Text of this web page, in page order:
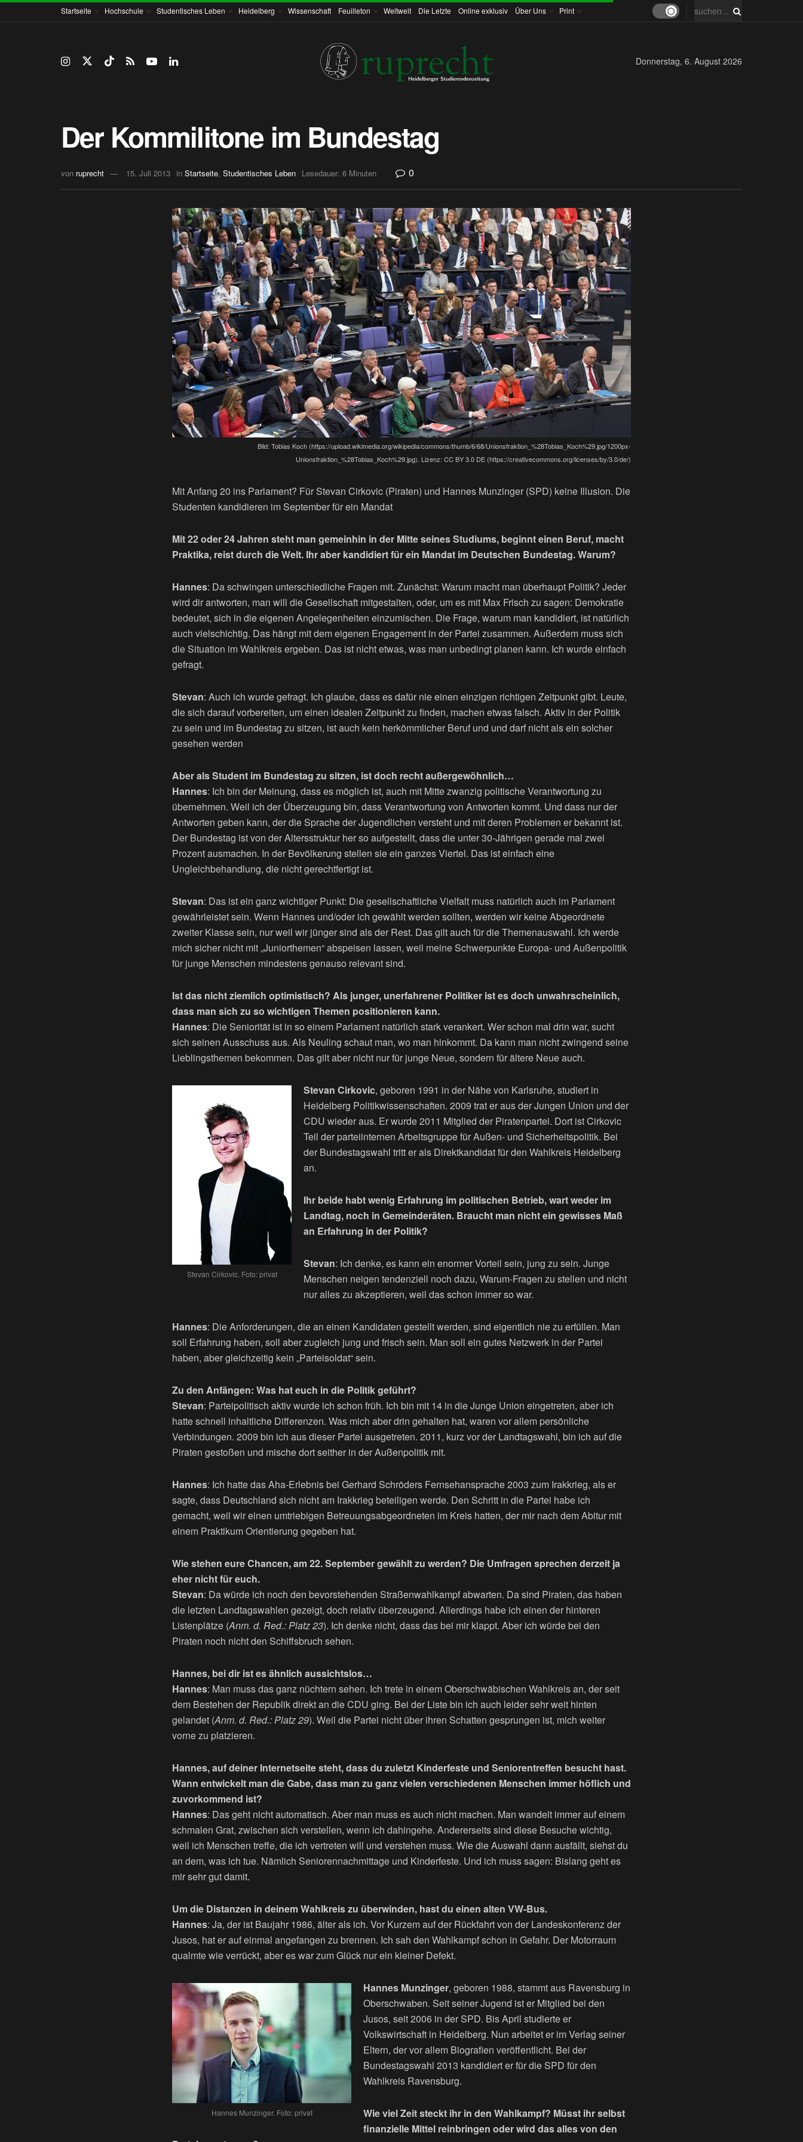
Startseite Hochschule Studentisches Leben Heidelberg Wissenschaft Feuilleton Weltweit Die Letzte Online exklusiv Über Uns Print
Donnerstag, 6. August 2026
Der Kommilitone im Bundestag
von ruprecht 15. Juli 2013 in Startseite, Studentisches Leben Lesedauer: 6 Minuten 0
Bild: Tobias Koch (https://upload.wikimedia.org/wikipedia/commons/thumb/6/68/Unionsfraktion_%28Tobias_Koch%29.jpg/1200px-
Unionsfraktion_%28Tobias_Koch%29.jpg). Lizenz: CC BY 3.0 DE (https://creativecommons.org/licenses/by/3.0/de/)
Mit Anfang 20 ins Parlament? Für Stevan Cirkovic (Piraten) und Hannes Munzinger (SPD) keine Illusion. Die
Studenten kandidieren im September für ein Mandat
Mit 22 oder 24 Jahren steht man gemeinhin in der Mitte seines Studiums, beginnt einen Beruf, macht
Praktika, reist durch die Welt. Ihr aber kandidiert für ein Mandat im Deutschen Bundestag. Warum?
Hannes: Da schwingen unterschiedliche Fragen mit. Zunächst: Warum macht man überhaupt Politik? Jeder
wird dir antworten, man will die Gesellschaft mitgestalten, oder, um es mit Max Frisch zu sagen: Demokratie
bedeutet, sich in die eigenen Angelegenheiten einzumischen. Die Frage, warum man kandidiert, ist natürlich
auch vielschichtig. Das hängt mit dem eigenen Engagement in der Partei zusammen. Außerdem muss sich
die Situation im Wahlkreis ergeben. Das ist nicht etwas, was man unbedingt planen kann. Ich wurde einfach
gefragt.
Stevan: Auch ich wurde gefragt. Ich glaube, dass es dafür nie einen einzigen richtigen Zeitpunkt gibt. Leute,
die sich darauf vorbereiten, um einen idealen Zeitpunkt zu finden, machen etwas falsch. Aktiv in der Politik
zu sein und im Bundestag zu sitzen, ist auch kein herkömmlicher Beruf und und darf nicht als ein solcher
gesehen werden
Aber als Student im Bundestag zu sitzen, ist doch recht außergewöhnlich…
Hannes: Ich bin der Meinung, dass es möglich ist, auch mit Mitte zwanzig politische Verantwortung zu
übernehmen. Weil ich der Überzeugung bin, dass Verantwortung von Antworten kommt. Und dass nur der
Antworten geben kann, der die Sprache der Jugendlichen versteht und mit deren Problemen er bekannt ist.
Der Bundestag ist von der Altersstruktur her so aufgestellt, dass die unter 30-Jährigen gerade mal zwei
Prozent ausmachen. In der Bevölkerung stellen sie ein ganzes Viertel. Das ist einfach eine
Ungleichbehandlung, die nicht gerechtfertigt ist.
Stevan: Das ist ein ganz wichtiger Punkt: Die gesellschaftliche Vielfalt muss natürlich auch im Parlament
gewährleistet sein. Wenn Hannes und/oder ich gewählt werden sollten, werden wir keine Abgeordnete
zweiter Klasse sein, nur weil wir jünger sind als der Rest. Das gilt auch für die Themenauswahl. Ich werde
mich sicher nicht mit „Juniorthemen“ abspeisen lassen, weil meine Schwerpunkte Europa- und Außenpolitik
für junge Menschen mindestens genauso relevant sind.
Ist das nicht ziemlich optimistisch? Als junger, unerfahrener Politiker ist es doch unwahrscheinlich,
dass man sich zu so wichtigen Themen positionieren kann.
Hannes: Die Seniorität ist in so einem Parlament natürlich stark verankert. Wer schon mal drin war, sucht
sich seinen Ausschuss aus. Als Neuling schaut man, wo man hinkommt. Da kann man nicht zwingend seine
Lieblingsthemen bekommen. Das gilt aber nicht nur für junge Neue, sondern für ältere Neue auch.
Stevan Cirkovic. Foto: privat
Stevan Cirkovic, geboren 1991 in der Nähe von Karlsruhe, studiert in
Heidelberg Politikwissenschaften. 2009 trat er aus der Jungen Union und der
CDU wieder aus. Er wurde 2011 Mitglied der Piratenpartei. Dort ist Cirkovic
Teil der parteiinternen Arbeitsgruppe für Außen- und Sicherheitspolitik. Bei
der Bundestagswahl tritt er als Direktkandidat für den Wahlkreis Heidelberg
an.
Ihr beide habt wenig Erfahrung im politischen Betrieb, wart weder im
Landtag, noch in Gemeinderäten. Braucht man nicht ein gewisses Maß
an Erfahrung in der Politik?
Stevan: Ich denke, es kann ein enormer Vorteil sein, jung zu sein. Junge
Menschen neigen tendenziell noch dazu, Warum-Fragen zu stellen und nicht
nur alles zu akzeptieren, weil das schon immer so war.
Hannes: Die Anforderungen, die an einen Kandidaten gestellt werden, sind eigentlich nie zu erfüllen. Man
soll Erfahrung haben, soll aber zugleich jung und frisch sein. Man soll ein gutes Netzwerk in der Partei
haben, aber gleichzeitig kein „Parteisoldat“ sein.
Zu den Anfängen: Was hat euch in die Politik geführt?
Stevan: Parteipolitisch aktiv wurde ich schon früh. Ich bin mit 14 in die Junge Union eingetreten, aber ich
hatte schnell inhaltliche Differenzen. Was mich aber drin gehalten hat, waren vor allem persönliche
Verbindungen. 2009 bin ich aus dieser Partei ausgetreten. 2011, kurz vor der Landtagswahl, bin ich auf die
Piraten gestoßen und mische dort seither in der Außenpolitik mit.
Hannes: Ich hatte das Aha-Erlebnis bei Gerhard Schröders Fernsehansprache 2003 zum Irakkrieg, als er
sagte, dass Deutschland sich nicht am Irakkrieg beteiligen werde. Den Schritt in die Partei habe ich
gemacht, weil wir einen umtriebigen Betreuungsabgeordneten im Kreis hatten, der mir nach dem Abitur mit
einem Praktikum Orientierung gegeben hat.
Wie stehen eure Chancen, am 22. September gewählt zu werden? Die Umfragen sprechen derzeit ja
eher nicht für euch.
Stevan: Da würde ich noch den bevorstehenden Straßenwahlkampf abwarten. Da sind Piraten, das haben
die letzten Landtagswahlen gezeigt, doch relativ überzeugend. Allerdings habe ich einen der hinteren
Listenplätze (Anm. d. Red.: Platz 23). Ich denke nicht, dass das bei mir klappt. Aber ich würde bei den
Piraten noch nicht den Schiffsbruch sehen.
Hannes, bei dir ist es ähnlich aussichtslos…
Hannes: Man muss das ganz nüchtern sehen. Ich trete in einem Oberschwäbischen Wahlkreis an, der seit
dem Bestehen der Republik direkt an die CDU ging. Bei der Liste bin ich auch leider sehr weit hinten
gelandet (Anm. d. Red.: Platz 29). Weil die Partei nicht über ihren Schatten gesprungen ist, mich weiter
vorne zu platzieren.
Hannes, auf deiner Internetseite steht, dass du zuletzt Kinderfeste und Seniorentreffen besucht hast.
Wann entwickelt man die Gabe, dass man zu ganz vielen verschiedenen Menschen immer höflich und
zuvorkommend ist?
Hannes: Das geht nicht automatisch. Aber man muss es auch nicht machen. Man wandelt immer auf einem
schmalen Grat, zwischen sich verstellen, wenn ich dahingehe. Andererseits sind diese Besuche wichtig,
weil ich Menschen treffe, die ich vertreten will und verstehen muss. Wie die Auswahl dann ausfällt, siehst du
an dem, was ich tue. Nämlich Seniorennachmittage und Kinderfeste. Und ich muss sagen: Bislang geht es
mir sehr gut damit.
Um die Distanzen in deinem Wahlkreis zu überwinden, hast du einen alten VW-Bus.
Hannes: Ja, der ist Baujahr 1986, älter als ich. Vor Kurzem auf der Rückfahrt von der Landeskonferenz der
Jusos, hat er auf einmal angefangen zu brennen. Ich sah den Wahlkampf schon in Gefahr. Der Motorraum
qualmte wie verrückt, aber es war zum Glück nur ein kleiner Defekt.
Hannes Munzinger. Foto: privat
Hannes Munzinger, geboren 1988, stammt aus Ravensburg in
Oberschwaben. Seit seiner Jugend ist er Mitglied bei den
Jusos, seit 2006 in der SPD. Bis April studierte er
Volkswirtschaft in Heidelberg. Nun arbeitet er im Verlag seiner
Eltern, der vor allem Biografien veröffentlicht. Bei der
Bundestagswahl 2013 kandidiert er für die SPD für den
Wahlkreis Ravensburg.
Wie viel Zeit steckt ihr in den Wahlkampf? Müsst ihr selbst
finanzielle Mittel reinbringen oder wird das alles von den